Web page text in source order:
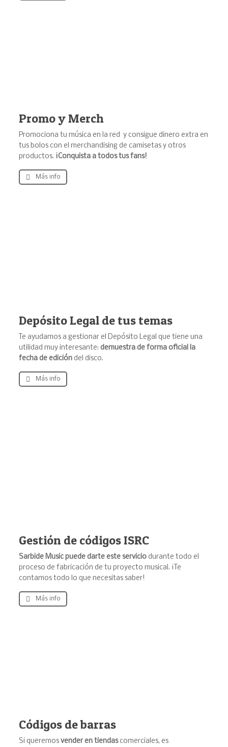
Promo y Merch
Promociona tu música en la red y consigue dinero extra en
tus bolos con el merchandising de camisetas y otros
productos. ¡Conquista a todos tus fans!
Más info
Depósito Legal de tus temas
Te ayudamos a gestionar el Depósito Legal que tiene una
utilidad muy interesante: demuestra de forma oficial la
fecha de edicióndel disco.
Más info
Gestión de códigos ISRC
Sarbide Music puede darte este servicio durante todo el
proceso de fabricación de tu proyecto musical. ¡Te
contamos todo lo que necesitas saber!
Más info
Códigos de barras
Si queremos vender en tiendascomerciales, es